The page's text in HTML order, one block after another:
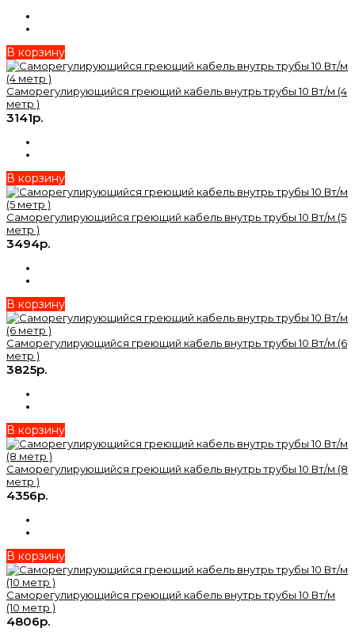
В корзину
Саморегулирующийся греющий кабель внутрь трубы 10 Вт/м (4
метр )
3141р.
В корзину
Саморегулирующийся греющий кабель внутрь трубы 10 Вт/м (5
метр )
3494р.
В корзину
Саморегулирующийся греющий кабель внутрь трубы 10 Вт/м (6
метр )
3825р.
В корзину
Саморегулирующийся греющий кабель внутрь трубы 10 Вт/м (8
метр )
4356р.
В корзину
Саморегулирующийся греющий кабель внутрь трубы 10 Вт/м
(10 метр )
4806р.